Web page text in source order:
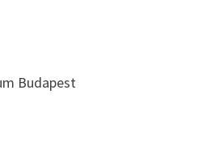
Budapest